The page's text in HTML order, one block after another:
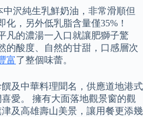
沢純生乳鮮奶油，非常滑順但
化，另外低乳脂含量僅35%！
凡的濃湯一入口就讓肥獅子驚
的酸度、自然的甘甜，口感層次
富了整個味蕾。
及中華料理聞名，供應道地港式
愛。 擁有大面落地觀景窗的觀
及高雄壽山美景，讓用餐更添幾